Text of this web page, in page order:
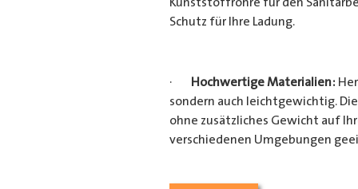
Schutz für Ihre Ladung.
· Hochwertige Materialien:
sondern auch leichtgewichtig.
ohne zusätzliches Gewicht auf
verschiedenen Umgebungen